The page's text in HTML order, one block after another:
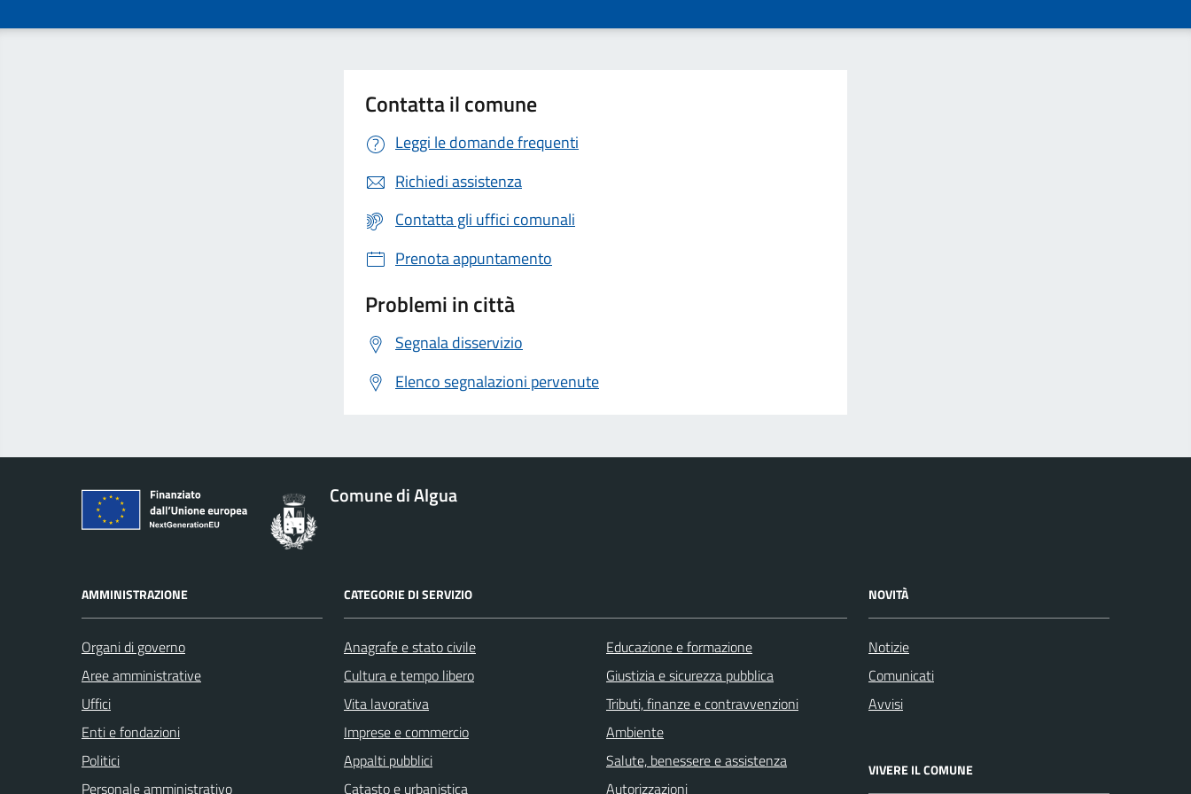
Contatta il comune
Leggi le domande frequenti
Richiedi assistenza
Contatta gli uffici comunali
Prenota appuntamento
Problemi in città
Segnala disservizio
Elenco segnalazioni pervenute
Comune di Algua
AMMINISTRAZIONE
Organi di governo
Aree amministrative
Uffici
Enti e fondazioni
Politici
Personale amministrativo
CATEGORIE DI SERVIZIO
Anagrafe e stato civile
Cultura e tempo libero
Vita lavorativa
Imprese e commercio
Appalti pubblici
Catasto e urbanistica
Educazione e formazione
Giustizia e sicurezza pubblica
Tributi, finanze e contravvenzioni
Ambiente
Salute, benessere e assistenza
Autorizzazioni
NOVITÀ
Notizie
Comunicati
Avvisi
VIVERE IL COMUNE